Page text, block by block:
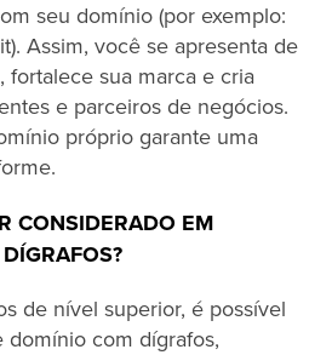
seu domínio (por exemplo:
Assim, você se apresenta de
fortalece sua marca e cria
e parceiros de negócios.
próprio garante uma
CONSIDERADO EM
de nível superior, é possível
domínio com dígrafos,